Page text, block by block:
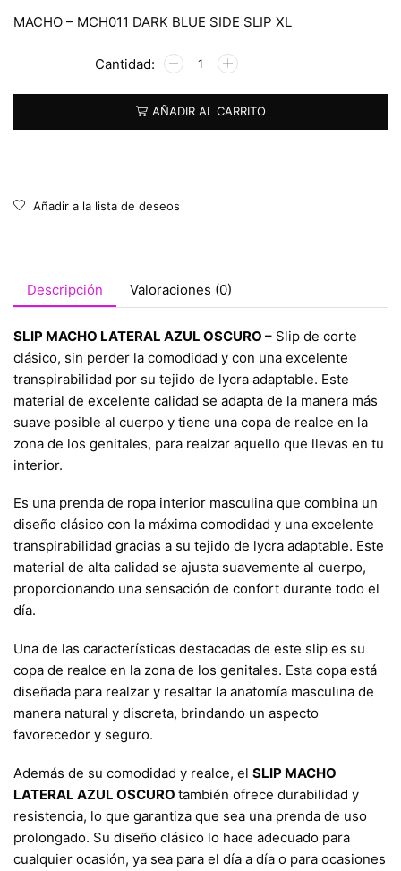
MACHO – MCH011 DARK BLUE SIDE SLIP XL
AÑADIR AL CARRITO
Alternative:
Añadir a la lista de deseos
Descripción Valoraciones (0)
SLIP MACHO LATERAL AZUL OSCURO – Slip de corte
clásico, sin perder la comodidad y con una excelente
transpirabilidad por su tejido de lycra adaptable. Este
material de excelente calidad se adapta de la manera más
suave posible al cuerpo y tiene una copa de realce en la
zona de los genitales, para realzar aquello que llevas en tu
interior.
Es una prenda de ropa interior masculina que combina un
diseño clásico con la máxima comodidad y una excelente
transpirabilidad gracias a su tejido de lycra adaptable. Este
material de alta calidad se ajusta suavemente al cuerpo,
proporcionando una sensación de confort durante todo el
día.
Una de las características destacadas de este slip es su
copa de realce en la zona de los genitales. Esta copa está
diseñada para realzar y resaltar la anatomía masculina de
manera natural y discreta, brindando un aspecto
favorecedor y seguro.
Además de su comodidad y realce, el SLIP MACHO
LATERAL AZUL OSCURO también ofrece durabilidad y
resistencia, lo que garantiza que sea una prenda de uso
prolongado. Su diseño clásico lo hace adecuado para
cualquier ocasión, ya sea para el día a día o para ocasiones